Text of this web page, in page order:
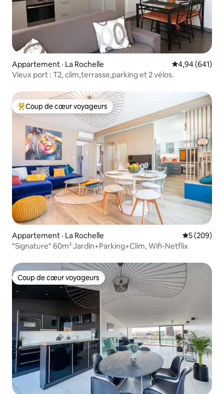
Appartement · La Rochelle Note
4,94 (641)
Vieux port : T2, clim,terrasse,parking et 2 vélos.
Coup de cœur voyageurs parmi les plus aimés
Coup de cœur voyageurs
Appartement · La Rochelle Note
5 (209)
"Signature" 60m² Jardin+Parking+Clim, Wifi-Netflix
Coup de cœur voyageurs
Coup de cœur voyageurs